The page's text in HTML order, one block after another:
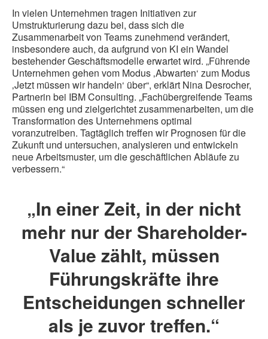
In vielen Unternehmen tragen Initiativen zur
Umstrukturierung dazu bei, dass sich die
Zusammenarbeit von Teams zunehmend verändert,
insbesondere auch, da aufgrund von KI ein Wandel
bestehender Geschäftsmodelle erwartet wird. „Führende
Unternehmen gehen vom Modus ‚Abwarten‘ zum Modus
‚Jetzt müssen wir handeln‘ über“, erklärt Nina Desrocher,
Partnerin bei IBM Consulting. „Fachübergreifende Teams
müssen eng und zielgerichtet zusammenarbeiten, um die
Transformation des Unternehmens optimal
voranzutreiben. Tagtäglich treffen wir Prognosen für die
Zukunft und untersuchen, analysieren und entwickeln
neue Arbeitsmuster, um die geschäftlichen Abläufe zu
verbessern.“
„In einer Zeit, in der nicht
mehr nur der Shareholder-
Value zählt, müssen
Führungskräfte ihre
Entscheidungen schneller
als je zuvor treffen.“